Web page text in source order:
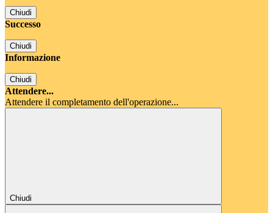
Chiudi
Successo
Chiudi
Informazione
Chiudi
Attendere...
Attendere il completamento dell'operazione...
Chiudi